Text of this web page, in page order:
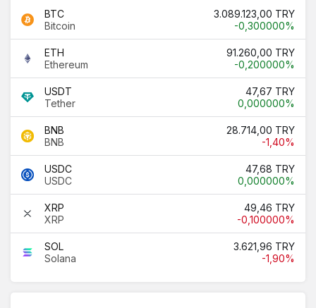
BTC
Bitcoin
3.089.123,00 TRY
-0,300000%
ETH
Ethereum
91.260,00 TRY
-0,200000%
USDT
Tether
47,67 TRY
0,000000%
BNB
BNB
28.714,00 TRY
-1,40%
USDC
USDC
47,68 TRY
0,000000%
XRP
XRP
49,46 TRY
-0,100000%
SOL
Solana
3.621,96 TRY
-1,90%